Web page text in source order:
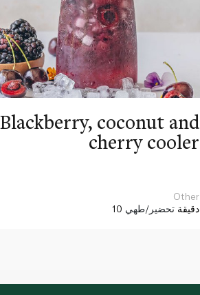
Blackberry, coconut and
cherry cooler
Other
10 دقيقة تحضير/طهي